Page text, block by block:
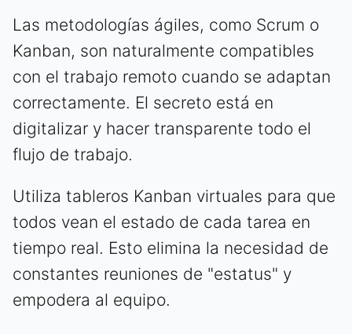
Las metodologías ágiles, como Scrum o
Kanban, son naturalmente compatibles
con el trabajo remoto cuando se adaptan
correctamente. El secreto está en
digitalizar y hacer transparente todo el
flujo de trabajo.
Utiliza tableros Kanban virtuales para que
todos vean el estado de cada tarea en
tiempo real. Esto elimina la necesidad de
constantes reuniones de "estatus" y
empodera al equipo.